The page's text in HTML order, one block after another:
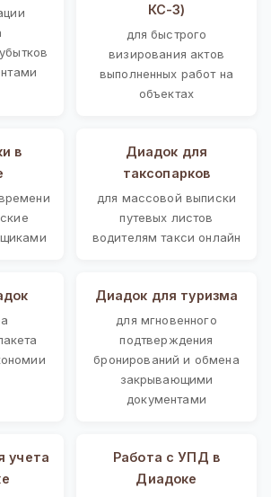
КС-3)
для быстрого
визирования актов
выполненных работ на
объектах
в
Диадок для
таксопарков
для массовой выписки
путевых листов
водителям такси онлайн
Диадок для туризма
для мгновенного
подтверждения
бронирований и обмена
закрывающими
документами
учета
Работа с УПД в
Диадоке